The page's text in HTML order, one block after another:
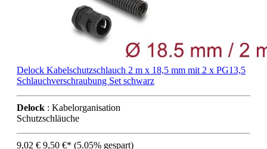
Delock Kabelschutzschlauch 2 m x 18,5 mm mit 2 x PG13,5
Schlauchverschraubung Set schwarz
Delock : Kabelorganisation
Schutzschläuche
9,02 € 9,50 €* (5.05% gespart)